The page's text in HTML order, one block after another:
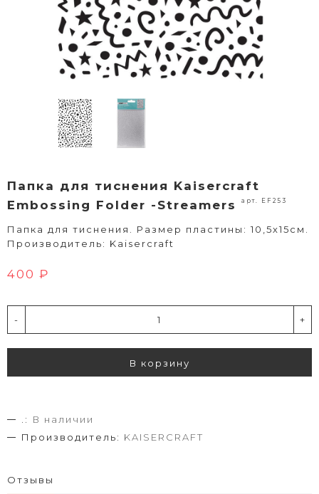
Папка для тиснения Kaisercraft
Embossing Folder -Streamers
арт. EF253
Папка для тиснения. Размер пластины: 10,5х15см.
Производитель: Kaisercraft
400 ₽
- +
В корзину
.:
В наличии
Производитель: KAISERCRAFT
Отзывы